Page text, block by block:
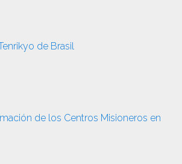
de Brasil
de los Centros Misioneros en